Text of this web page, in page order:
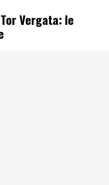
Vergata: le